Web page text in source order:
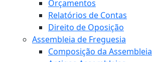
Orçamentos
Relatórios de Contas
Direito de Oposição
Assembleia de Freguesia
Composição da Assembleia